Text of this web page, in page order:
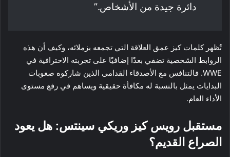
دائرة جيدة من الأشخاص.”
تُظهر كلمات كيز عمق العلاقة التي تجمعه بزملائه، وكيف أن هذه
الروابط الشخصية تضفي بعدًا إضافيًا على تجربته الاحترافية في
WWE. فالتنافس مع الأصدقاء القدامى الذين شاركوه صعوبات
البدايات يمثل بالنسبة له مكافأة حقيقية ويساهم في رفع مستوى
الأداء العام.
مستقبل رويس كيز وريكي سينتس: هل يعود
الصراع القديم؟